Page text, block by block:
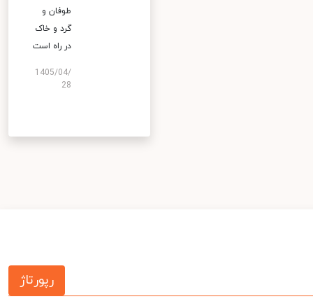
طوفان و
گرد و خاک
در راه است
1405/04/
28
رپورتاژ